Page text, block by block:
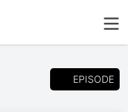
EPISODE